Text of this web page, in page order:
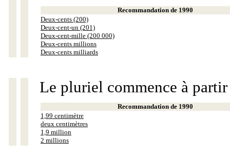
Recommandation de 1990
Deux-cents (200)
Deux-cent-un (201)
Deux-cent-mille (200 000)
Deux-cents millions
Deux-cents milliards
Le pluriel commence à
Recommandation de 1990
1,99 centimètre
deux centimètres
1,9 million
2 millions